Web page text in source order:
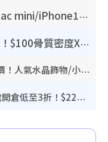
豐澤優惠勁減低至44折！Mac mini/iPhone17Pro大減價！廚房家電$220起
港大推賽馬會強化骨骼計劃！$100骨質密度X光檢查 完成免費運動訓練送超市禮券！附參加資格
Swarovski Outlet專區低至半價！人氣水晶飾物/小擺設$138起！迪士尼款/水晶高跟鞋都有平
廚具開倉｜特福Tefal廚具/家電開倉低至3折！$220起買平底鍋/炒鑊/湯煲！電飯煲/吸塵機/燙斗$418起